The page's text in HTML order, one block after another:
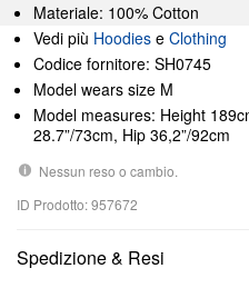
Materiale: 100% Cotton
Vedi più Hoodies e Clothing
Codice fornitore: SH0745
Model wears size M
Model measures: Height
28.7”/73cm, Hip 36,2”/92cm
Nessun reso o cambio.
ID Prodotto: 957672
Spedizione & Resi